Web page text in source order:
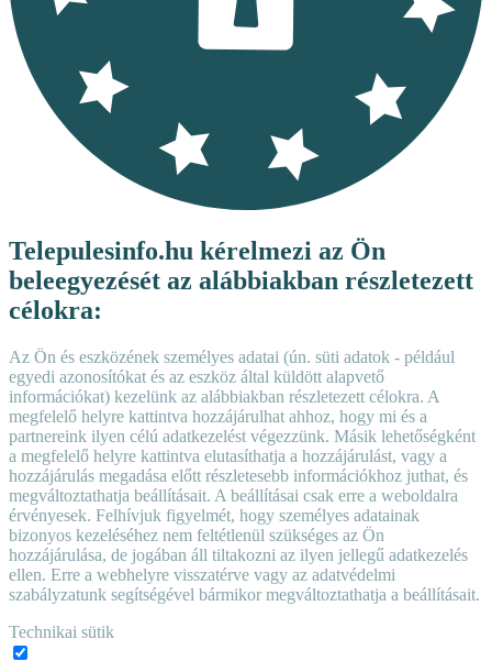
Telepulesinfo.hu kérelmezi az Ön
beleegyezését az alábbiakban részletezett
célokra:
Az Ön és eszközének személyes adatai (ún. süti adatok - például
egyedi azonosítókat és az eszköz által küldött alapvető
információkat) kezelünk az alábbiakban részletezett célokra. A
megfelelő helyre kattintva hozzájárulhat ahhoz, hogy mi és a
partnereink ilyen célú adatkezelést végezzünk. Másik lehetőségként
a megfelelő helyre kattintva elutasíthatja a hozzájárulást, vagy a
hozzájárulás megadása előtt részletesebb információkhoz juthat, és
megváltoztathatja beállításait. A beállításai csak erre a weboldalra
érvényesek. Felhívjuk figyelmét, hogy személyes adatainak
bizonyos kezeléséhez nem feltétlenül szükséges az Ön
hozzájárulása, de jogában áll tiltakozni az ilyen jellegű adatkezelés
ellen. Erre a webhelyre visszatérve vagy az adatvédelmi
szabályzatunk segítségével bármikor megváltoztathatja a beállításait.
Technikai sütik